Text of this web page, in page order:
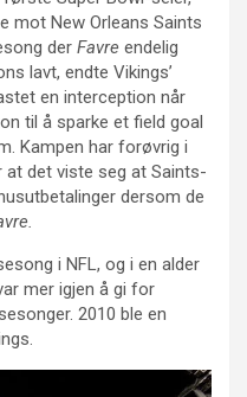
mot New Orleans Saints
der Favre endelig
lavt, endte Vikings’
en interception når
til å sparke et field goal
Kampen har forøvrig i
det viste seg at Saints-
dersom de
i NFL, og i en alder
mer igjen å gi for
2010 ble en